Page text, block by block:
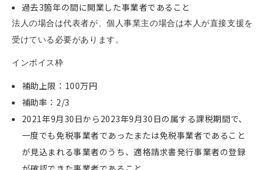
過去3箇年の間に開業した事業者であること
法人の場合は代表者が、個人事業主の場合は本人が直接支援を
受けている必要があります。
インボイス枠
補助上限：100万円
補助率：2/3
2021年9月30日から2023年9月30日の属する課税期間で、
一度でも免税事業者であったまたは免税事業者であること
が見込まれる事業者のうち、適格請求書発行事業者の登録